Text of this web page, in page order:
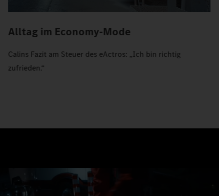
Alltag im Economy-Mode
Calins Fazit am Steuer des eActros: „Ich bin richtig
zufrieden.“